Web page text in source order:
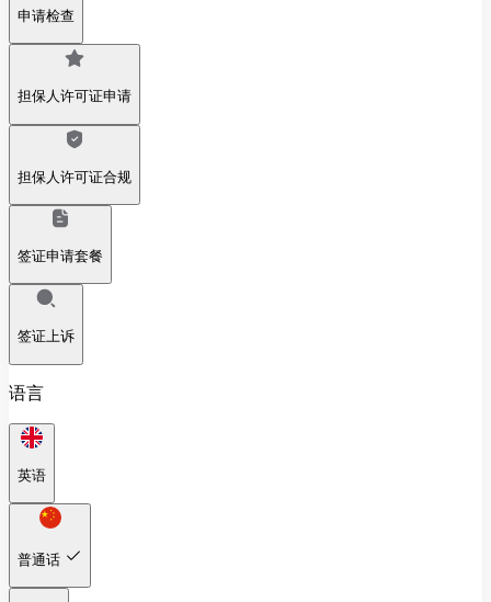
申请检查
担保人许可证申请
担保人许可证合规
签证申请套餐
签证上诉
语言
英语
普通话